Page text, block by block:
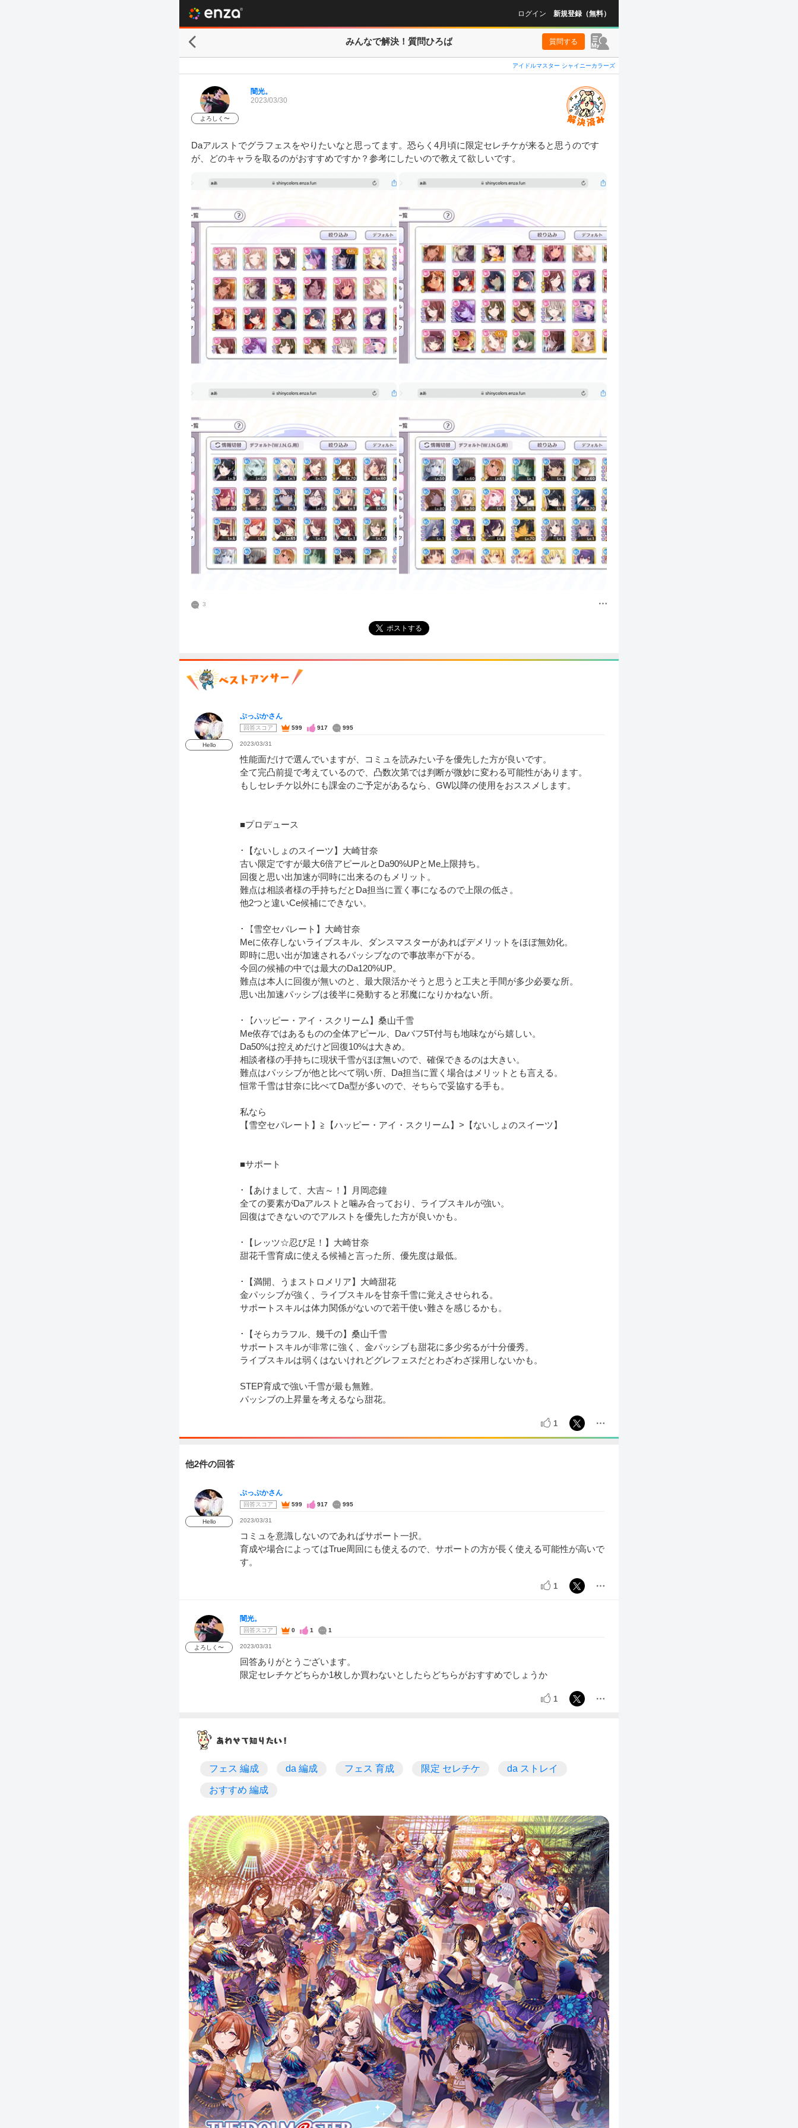
ログイン 新規登録（無料）
みんなで解決！ 質問ひろば 質問する
アイドルマスター シャイニーカラーズ
よろしく〜
闇光。
2023/03/30
Daアルストでグラフェスをやりたいなと思ってます。恐らく4月頃に限定セレチケが来ると思うのです
が、どのキャラを取るのがおすすめですか？参考にしたいので教えて欲しいです。
3
ポストする
Hello
ぷっぷかさん
回答スコア 599 917 995
2023/03/31
性能面だけで選んでいますが、コミュを読みたい子を優先した方が良いです。
全て完凸前提で考えているので、凸数次第では判断が微妙に変わる可能性があります。
もしセレチケ以外にも課金のご予定があるなら、GW以降の使用をおススメします。
■プロデュース
･【ないしょのスイーツ】大崎甘奈
古い限定ですが最大6倍アピールとDa90%UPとMe上限持ち。
回復と思い出加速が同時に出来るのもメリット。
難点は相談者様の手持ちだとDa担当に置く事になるので上限の低さ。
他2つと違いCe候補にできない。
･【雪空セパレート】大崎甘奈
Meに依存しないライブスキル、ダンスマスターがあればデメリットをほぼ無効化。
即時に思い出が加速されるパッシブなので事故率が下がる。
今回の候補の中では最大のDa120%UP。
難点は本人に回復が無いのと、最大限活かそうと思うと工夫と手間が多少必要な所。
思い出加速パッシブは後半に発動すると邪魔になりかねない所。
･【ハッピー・アイ・スクリーム】桑山千雪
Me依存ではあるものの全体アピール、Daバフ5T付与も地味ながら嬉しい。
Da50%は控えめだけど回復10%は大きめ。
相談者様の手持ちに現状千雪がほぼ無いので、確保できるのは大きい。
難点はパッシブが他と比べて弱い所、Da担当に置く場合はメリットとも言える。
恒常千雪は甘奈に比べてDa型が多いので、そちらで妥協する手も。
私なら
【雪空セパレート】≧【ハッピー・アイ・スクリーム】>【ないしょのスイーツ】
■サポート
･【あけまして、大吉～！】月岡恋鐘
全ての要素がDaアルストと噛み合っており、ライブスキルが強い。
回復はできないのでアルストを優先した方が良いかも。
･【レッツ☆忍び足！】大崎甘奈
甜花千雪育成に使える候補と言った所、優先度は最低。
･【満開、うまストロメリア】大崎甜花
金パッシブが強く、ライブスキルを甘奈千雪に覚えさせられる。
サポートスキルは体力関係がないので若干使い難さを感じるかも。
･【そらカラフル、幾千の】桑山千雪
サポートスキルが非常に強く、金パッシブも甜花に多少劣るが十分優秀。
ライブスキルは弱くはないけれどグレフェスだとわざわざ採用しないかも。
STEP育成で強い千雪が最も無難。
パッシブの上昇量を考えるなら甜花。
1
他2件の回答
Hello
ぷっぷかさん
回答スコア 599 917 995
2023/03/31
コミュを意識しないのであればサポート一択。
育成や場合によってはTrue周回にも使えるので、サポートの方が長く使える可能性が高いで
す。
1
よろしく〜
闇光。
回答スコア 0 1 1
2023/03/31
回答ありがとうございます。
限定セレチケどちらか1枚しか買わないとしたらどちらがおすすめでしょうか
1
フェス 編成 da 編成 フェス 育成 限定 セレチケ da ストレイ
おすすめ 編成